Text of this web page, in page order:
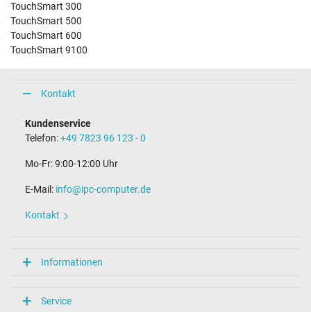
TouchSmart 300
TouchSmart 500
TouchSmart 600
TouchSmart 9100
Kontakt
Kundenservice
Telefon:+49 7823 96 123 - 0
Mo-Fr: 9:00-12:00 Uhr
E-Mail: info@ipc-computer.de
Kontakt
Informationen
Service